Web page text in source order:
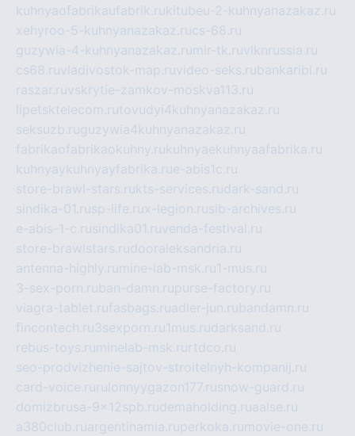
kuhnyaofabrikaufabrik.rukitubeu-2-kuhnyanazakaz.ru
xehyroo-5-kuhnyanazakaz.rucs-68.ru
guzywia-4-kuhnyanazakaz.ru mir-tk.ruvlknrussia.ru
cs68.ruvladivostok-map.ruvideo-seks.rubankaribi.ru
raszar.ruvskrytie-zamkov-moskva113.ru
lipetsktelecom.rutovudyi4kuhnyanazakaz.ru
seksuzb.ruguzywia4kuhnyanazakaz.ru
fabrikaofabrikaokuhny.rukuhnyaekuhnyaafabrika.ru
kuhnyaykuhnyayfabrika.rue-abis1c.ru
store-brawl-stars.rukts-services.rudark-sand.ru
sindika-01.rusp-life.rux-legion.rusib-archives.ru
e-abis-1-c.rusindika01.ruvenda-festival.ru
store-brawlstars.rudooraleksandria.ru
antenna-highly.ru mine-lab-msk.ru1-mus.ru
3-sex-porn.ruban-damn.rupurse-factory.ru
viagra-tablet.rufasbags.ruadler-jun.rubandamn.ru
fincontech.ru3sexporn.ru1mus.rudarksand.ru
rebus-toys.ru minelab-msk.ru rtdco.ru
seo-prodvizhenie-sajtov-stroitelnyh-kompanij.ru
card-voice.ru rulonnyygazon177.rusnow-guard.ru
domizbrusa-9x12spb.rudemaholding.ruaalse.ru
a380club.ruargentinamia.ruperkoka.ru movie-one.ru